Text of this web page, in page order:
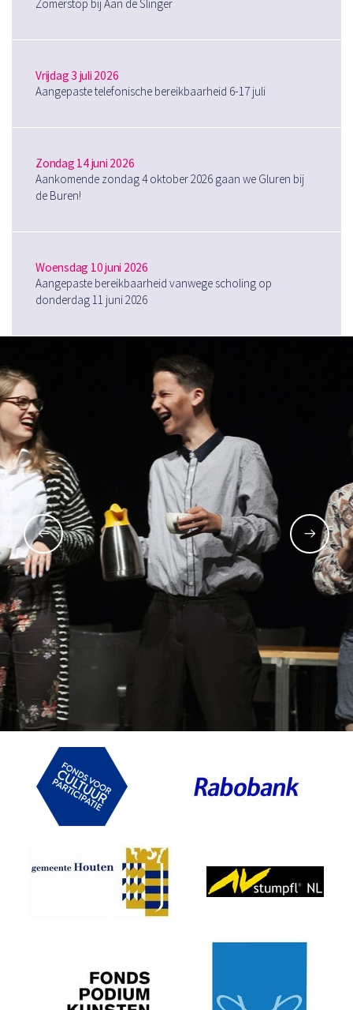
Zomerstop bij Aan de Slinger
Vrijdag 3 juli 2026
Aangepaste telefonische bereikbaarheid 6-17 juli
Zondag 14 juni 2026
Aankomende zondag 4 oktober 2026 gaan we Gluren bij
de Buren!
Woensdag 10 juni 2026
Aangepaste bereikbaarheid vanwege scholing op
donderdag 11 juni 2026